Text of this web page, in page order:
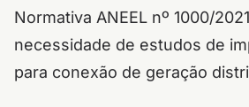
Normativa ANEEL nº 1000/
necessidade de estudos de
para conexão de geração